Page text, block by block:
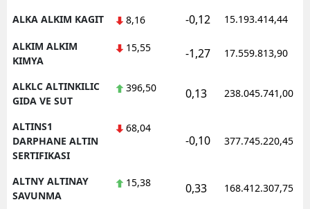
Batman
ALKA ALKIM KAGIT 8,16 -0,12 15.193.414,44
ALKIM ALKIM
KIMYA
15,55 -1,27 17.559.813,90
ALKLC ALTINKILIC
GIDA VE SUT
396,50 0,13 238.045.741,00
ALTINS1
DARPHANE ALTIN
SERTIFIKASI
68,04
-0,10 377.745.220,45
ALTNY ALTINAY
SAVUNMA
15,38 0,33 168.412.307,75